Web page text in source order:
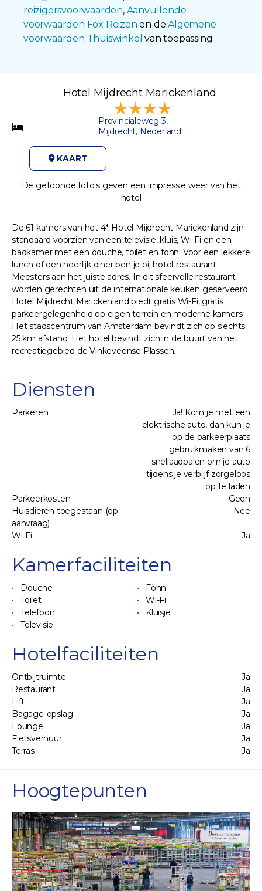
reizigersvoorwaarden, Aanvullende
voorwaarden Fox Reizen en deAlgemene
voorwaarden Thuiswinkel van toepassing.
Hotel Mijdrecht Marickenland
Provincialeweg 3,
Mijdrecht, Nederland
KAART
De getoonde foto's geven een impressie weer van het
hotel
De 61 kamers van het 4*-Hotel Mijdrecht Marickenland zijn
standaard voorzien van een televisie, kluis, Wi-Fi en een
badkamer met een douche, toilet en föhn. Voor een lekkere
lunch of een heerlijk diner ben je bij hotel-restaurant
Meesters aan het juiste adres. In dit sfeervolle restaurant
worden gerechten uit de internationale keuken geserveerd.
Hotel Mijdrecht Marickenland biedt gratis Wi-Fi, gratis
parkeergelegenheid op eigen terrein en moderne kamers.
Het stadscentrum van Amsterdam bevindt zich op slechts
25 km afstand. Het hotel bevindt zich in de buurt van het
recreatiegebied de Vinkeveense Plassen.
Diensten
Parkeren
Ja! Kom je met een
elektrische auto, dan kun je
op de parkeerplaats
gebruikmaken van 6
snellaadpalen om je auto
tijdens je verblijf zorgeloos
op te laden
Parkeerkosten
Geen
Huisdieren toegestaan (op
aanvraag)
Nee
Wi-Fi Ja
Kamerfaciliteiten
Douche
Föhn
Toilet
Wi-Fi
Telefoon
Kluisje
Televisie
Hotelfaciliteiten
Ontbijtruimte
Ja
Restaurant
Ja
Lift
Ja
Bagage-opslag
Ja
Lounge
Ja
Fietsverhuur
Ja
Terras
Ja
Hoogtepunten